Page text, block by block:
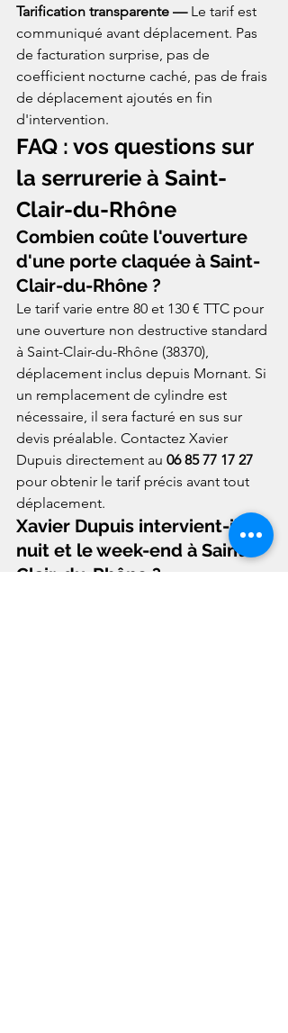
Tarification transparente — Le tarif est
communiqué avant déplacement. Pas
de facturation surprise, pas de
coefficient nocturne caché, pas de frais
de déplacement ajoutés en fin
d'intervention.
FAQ : vos questions sur
la serrurerie à Saint-
Clair-du-Rhône
Combien coûte l'ouverture
d'une porte claquée à Saint-
Clair-du-Rhône ?
Le tarif varie entre 80 et 130 € TTC pour
une ouverture non destructive standard
à Saint-Clair-du-Rhône (38370),
déplacement inclus depuis Mornant. Si
un remplacement de cylindre est
nécessaire, il sera facturé en sus sur
devis préalable. Contactez Xavier
Dupuis directement au 06 85 77 17 27
pour obtenir le tarif précis avant tout
déplacement.
Xavier Dupuis intervient-il la
nuit et le week-end à Saint-
Clair-du-Rhône ?